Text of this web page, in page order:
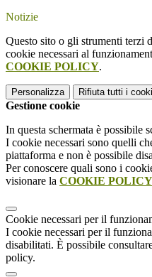
Notizie
Questo sito o gli strumenti terzi
cookie necessari al
COOKIE POLICY.
Personalizza Rifiuta tutti i
Gestione cookie
In questa schermata è possibile
I cookie necessari sono quelli
piattaforma e non è possibile
Per conoscere quali sono i
visionare la COOKIE POLICY
Cookie necessari per il
I cookie necessari per il
disabilitati. È possibile
policy.